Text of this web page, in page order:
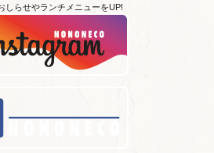
しらせやランチメニューをUP!